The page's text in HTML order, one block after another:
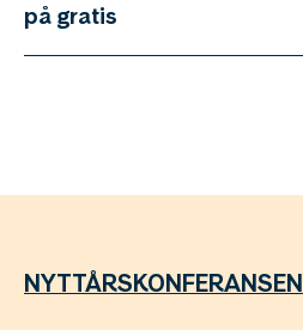
på gratis
NYTTÅRSKONFERANSEN